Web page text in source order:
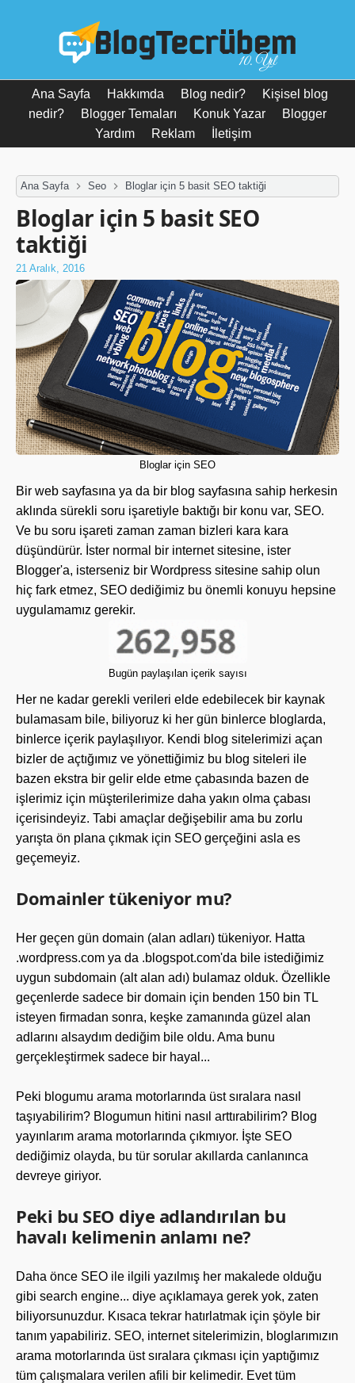
10. Yıl
Ana Sayfa Hakkımda Blog nedir?
Kişisel blog
nedir?
Blogger Temaları Konuk Yazar
Blogger
Yardım
Reklam İletişim
Ana Sayfa Seo Bloglar için 5 basit SEO taktiği
Bloglar için 5 basit SEO
taktiği
21 Aralık, 2016
Bloglar için SEO
Bir web sayfasına ya da bir blog sayfasına sahip herkesin
aklında sürekli soru işaretiyle baktığı bir konu var, SEO.
Ve bu soru işareti zaman zaman bizleri kara kara
düşündürür. İster normal bir internet sitesine, ister
Blogger'a, isterseniz bir Wordpress sitesine sahip olun
hiç fark etmez, SEO dediğimiz bu önemli konuyu hepsine
uygulamamız gerekir.
Bugün paylaşılan içerik sayısı
Her ne kadar gerekli verileri elde edebilecek bir kaynak
bulamasam bile, biliyoruz ki her gün binlerce bloglarda,
binlerce içerik paylaşılıyor. Kendi blog sitelerimizi açan
bizler de açtığımız ve yönettiğimiz bu blog siteleri ile
bazen ekstra bir gelir elde etme çabasında bazen de
işlerimiz için müşterilerimize daha yakın olma çabası
içerisindeyiz. Tabi amaçlar değişebilir ama bu zorlu
yarışta ön plana çıkmak için SEO gerçeğini asla es
geçemeyiz.
Domainler tükeniyor mu?
Her geçen gün domain (alan adları) tükeniyor. Hatta
.wordpress.com ya da .blogspot.com'da bile istediğimiz
uygun subdomain (alt alan adı) bulamaz olduk. Özellikle
geçenlerde sadece bir domain için benden 150 bin TL
isteyen firmadan sonra, keşke zamanında güzel alan
adlarını alsaydım dediğim bile oldu. Ama bunu
gerçekleştirmek sadece bir hayal...
Peki blogumu arama motorlarında üst sıralara nasıl
taşıyabilirim? Blogumun hitini nasıl arttırabilirim? Blog
yayınlarım arama motorlarında çıkmıyor. İşte SEO
dediğimiz olayda, bu tür sorular akıllarda canlanınca
devreye giriyor.
Peki bu SEO diye adlandırılan bu
havalı kelimenin anlamı ne?
Daha önce SEO ile ilgili yazılmış her makalede olduğu
gibi search engine... diye açıklamaya gerek yok, zaten
biliyorsunuzdur. Kısaca tekrar hatırlatmak için şöyle bir
tanım yapabiliriz. SEO, internet sitelerimizin, bloglarımızın
arama motorlarında üst sıralara çıkması için yaptığımız
tüm çalışmalara verilen afili bir kelimedir. Evet tüm